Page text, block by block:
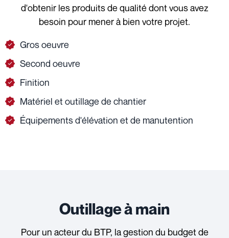
d'obtenir les produits de qualité dont vous avez
besoin pour mener à bien votre projet.
Gros oeuvre
Second oeuvre
Finition
Matériel et outillage de chantier
Équipements d'élévation et de manutention
Outillage à main
Pour un acteur du BTP, la gestion du budget de